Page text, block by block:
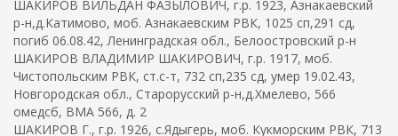
ШАКИРОВ ВИЛЬДАН ФАЗЫЛОВИЧ, г.р. 1923, Азнакаевский
р-н,д.Катимово, моб. Азнакаевским РВК, 1025 сп,291 сд,
погиб 06.08.42, Ленинградская обл., Белоостровский р-н
ШАКИРОВ ВЛАДИМИР ШАКИРОВИЧ, г.р. 1917, моб.
Чистопольским РВК, ст.с-т, 732 сп,235 сд, умер 19.02.43,
Новгородская обл., Старорусский р-н,д.Хмелево, 566
омедсб, ВМА 566, д. 2
ШАКИРОВ Г., г.р. 1926, с.Ядыгерь, моб. Кукморским РВК, 713